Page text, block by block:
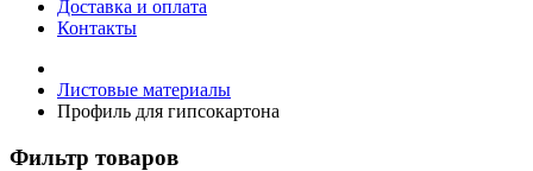
Доставка и оплата
Контакты
Листовые материалы
Профиль для гипсокартона
Фильтр товаров